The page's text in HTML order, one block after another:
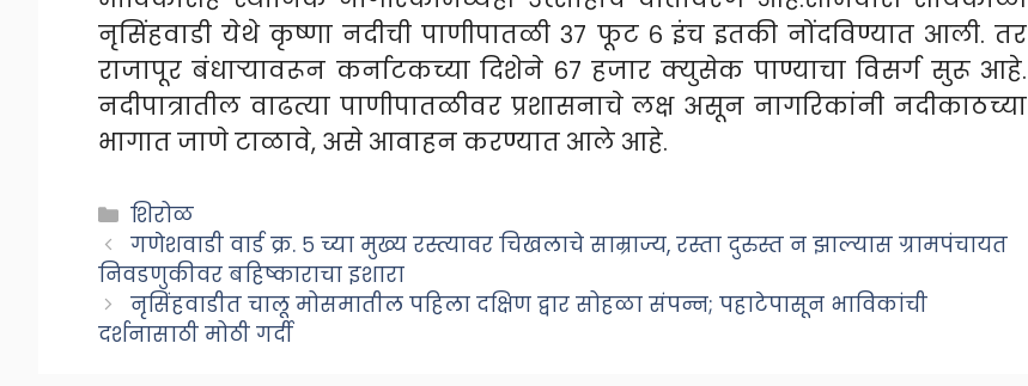
नृसिंहवाडी येथे कृष्णा नदीची पाणीपातळी ३७ फूट ६ इंच इतकी नोंदविण्यात आली. तर
राजापूर बंधाऱ्यावरून कर्नाटकच्या दिशेने ६७ हजार क्युसेक पाण्याचा विसर्ग सुरू आहे.
नदीपात्रातील वाढत्या पाणीपातळीवर प्रशासनाचे लक्ष असून नागरिकांनी नदीकाठच्या
भागात जाणे टाळावे, असे आवाहन करण्यात आले आहे.
Categories
शिरोळ
गणेशवाडी वार्ड क्र. ५ च्या मुख्य रस्त्यावर चिखलाचे साम्राज्य, रस्ता दुरुस्त न झाल्यास ग्रामपंचायत
निवडणुकीवर बहिष्काराचा इशारा
नृसिंहवाडीत चालू मोसमातील पहिला दक्षिण द्वार सोहळा संपन्न; पहाटेपासून भाविकांची
दर्शनासाठी मोठी गर्दी